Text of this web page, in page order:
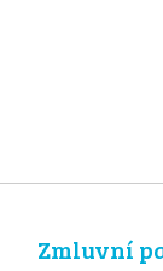
Zmluvní